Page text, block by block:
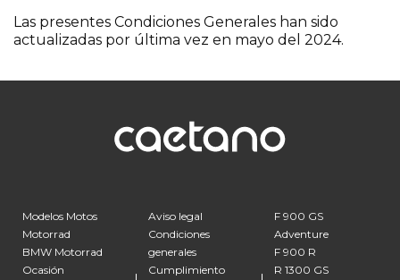
Las presentes Condiciones Generales han sido
actualizadas por última vez en mayo del 2024.
Modelos Motos
Motorrad
BMW Motorrad
Ocasión
Aviso legal
Condiciones
generales
Cumplimiento
F 900 GS
Adventure
F 900 R
R 1300 GS